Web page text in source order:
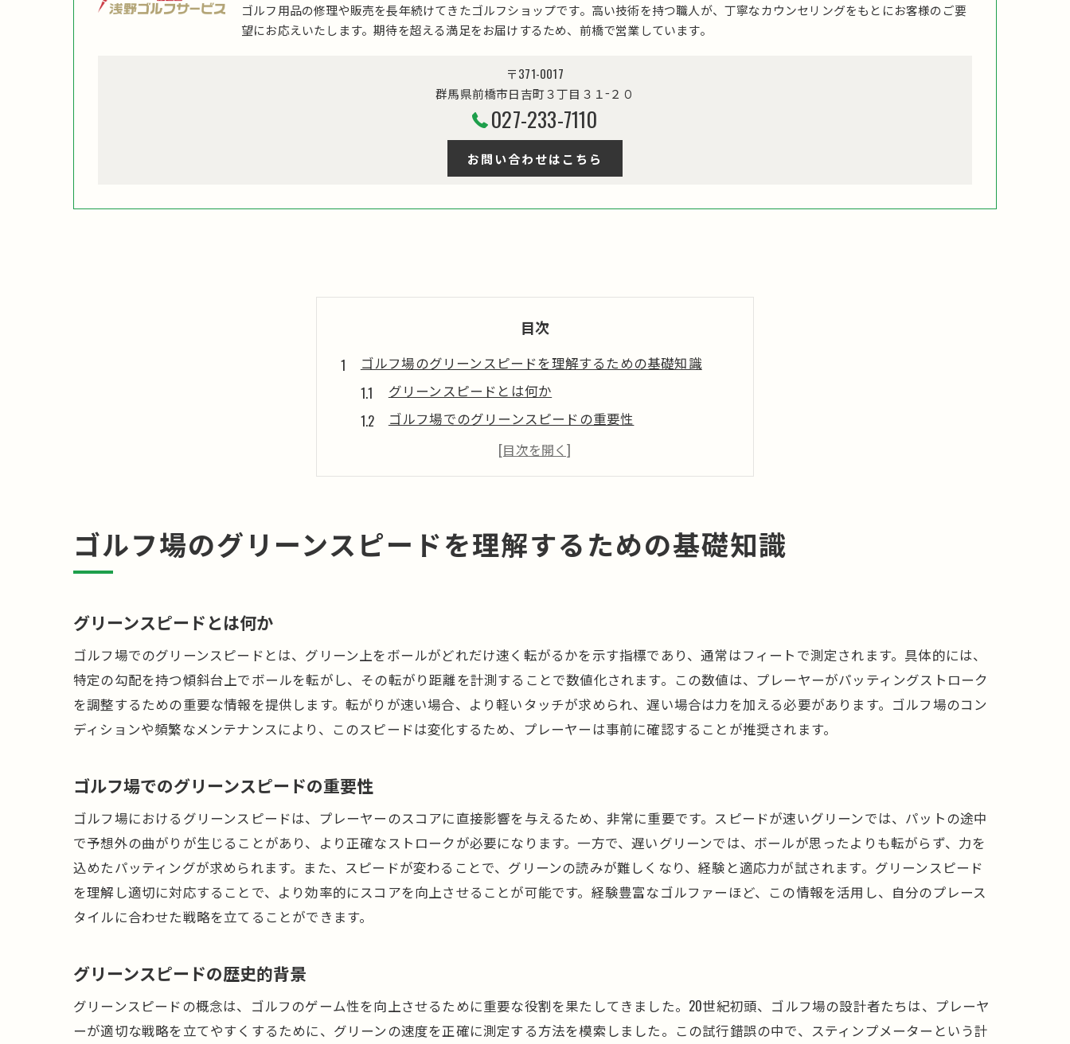
ゴルフ用品の修理や販売を長年続けてきたゴルフショップです。高い技術を持つ職人が、丁寧なカウンセリングをもとにお客様のご要
望にお応えいたします。期待を超える満足をお届けするため、前橋で営業しています。
〒371-0017
群馬県前橋市日吉町３丁目３１−２０
027-233-7110
お問い合わせはこちら
目次
ゴルフ場のグリーンスピードを理解するための基礎知識
グリーンスピードとは何か
ゴルフ場でのグリーンスピードの重要性
グリーンスピードの歴史的背景
日本における標準的なグリーンスピード
グリーンスピードを知るための基本用語
グリーンスピードがゴルフスコアに与える影響とは
異なるグリーンスピードでの戦略
心理的影響を考慮したグリーンスピード
グリーンスピードがスコアに及ぼす具体的な影響
実際のグリーンスピード測定手順
測定時に注意すべきポイント
グリーンのコンディションが測定に与える影響
異なる測定方法の比較
クラブ選択とグリーンスピードの関係
プレー前の情報収集の重要性
ゴルフ場のグリーンスピードを理解するための基礎知識
グリーンスピードとは何か
ゴルフ場でのグリーンスピードとは、グリーン上をボールがどれだけ速く転がるかを示す指標であり、通常はフィートで測定されます。具体的には、
特定の勾配を持つ傾斜台上でボールを転がし、その転がり距離を計測することで数値化されます。この数値は、プレーヤーがパッティングストローク
を調整するための重要な情報を提供します。転がりが速い場合、より軽いタッチが求められ、遅い場合は力を加える必要があります。ゴルフ場のコン
ディションや頻繁なメンテナンスにより、このスピードは変化するため、プレーヤーは事前に確認することが推奨されます。
ゴルフ場でのグリーンスピードの重要性
ゴルフ場におけるグリーンスピードは、プレーヤーのスコアに直接影響を与えるため、非常に重要です。スピードが速いグリーンでは、パットの途中
で予想外の曲がりが生じることがあり、より正確なストロークが必要になります。一方で、遅いグリーンでは、ボールが思ったよりも転がらず、力を
込めたパッティングが求められます。また、スピードが変わることで、グリーンの読みが難しくなり、経験と適応力が試されます。グリーンスピード
を理解し適切に対応することで、より効率的にスコアを向上させることが可能です。経験豊富なゴルファーほど、この情報を活用し、自分のプレース
タイルに合わせた戦略を立てることができます。
グリーンスピードの歴史的背景
グリーンスピードの概念は、ゴルフのゲーム性を向上させるために重要な役割を果たしてきました。20世紀初頭、ゴルフ場の設計者たちは、プレーヤ
ーが適切な戦略を立てやすくするために、グリーンの速度を正確に測定する方法を模索しました。この試行錯誤の中で、スティンプメーターという計